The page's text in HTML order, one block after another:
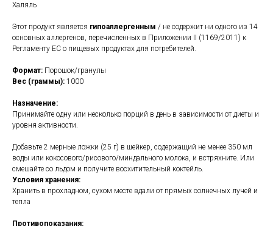
Халяль
Этот продукт является гипоаллергенным / не содержит ни одного из 14
основных аллергенов, перечисленных в Приложении II (1169/2011) к
Регламенту ЕС о пищевых продуктах для потребителей.
Формат: Порошок/гранулы
Вес (граммы): 1000
Назначение:
Принимайте одну или несколько порций в день в зависимости от диеты и
уровня активности.
Добавьте 2 мерные ложки (25 г) в шейкер, содержащий не менее 350 мл
воды или кокосового/рисового/миндального молока, и встряхните. Или
смешайте со льдом и получите восхитительный коктейль.
Условия хранения:
Хранить в прохладном, сухом месте вдали от прямых солнечных лучей и
тепла
Противопоказания: